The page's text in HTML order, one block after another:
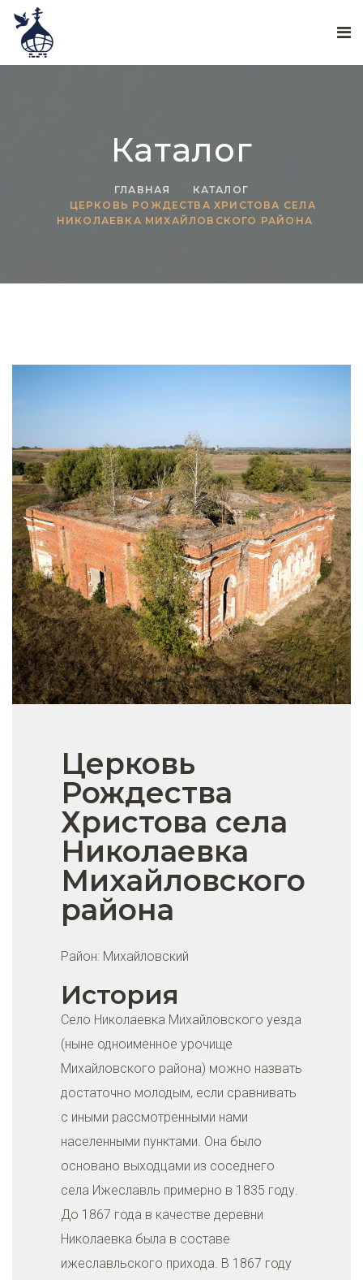
Каталог
ГЛАВНАЯ
КАТАЛОГ
ЦЕРКОВЬ РОЖДЕСТВА ХРИСТОВА СЕЛА
НИКОЛАЕВКА МИХАЙЛОВСКОГО РАЙОНА
Церковь
Рождества
Христова села
Николаевка
Михайловского
района
Район: Михайловский
История
Село Николаевка Михайловского уезда
(ныне одноименное урочище
Михайловского района) можно назвать
достаточно молодым, если сравнивать
с иными рассмотренными нами
населенными пунктами. Она было
основано выходцами из соседнего
села Ижеславль примерно в 1835 году.
До 1867 года в качестве деревни
Николаевка была в составе
ижеславльского прихода. В 1867 году